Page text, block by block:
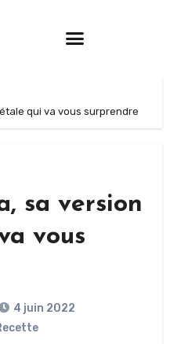
qui va vous surprendre
sa version
vous
4 juin 2022